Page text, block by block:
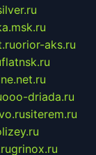
orior-aks.ru
flatnsk.ru
ooo-driada.ru
siterem.ru
grinox.ru